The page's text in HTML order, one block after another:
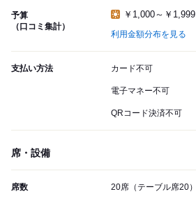
予算
（口コミ集計）
￥1,000～￥1,999
利用金額分布を見る
支払い方法 カード不可
電子マネー不可
QRコード決済不可
席・設備
席数 20席（テーブル席20）